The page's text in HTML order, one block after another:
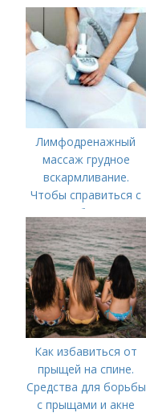
Лимфодренажный
массаж грудное
вскармливание.
Чтобы справиться с
нагрубанием,
необходимо
предпринять
следующие действия:
Как избавиться от
прыщей на спине.
Средства для борьбы
с прыщами и акне